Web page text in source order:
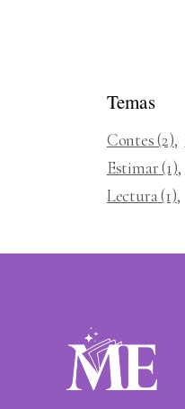
Temas
Contes(2)
Estimar(1)
Lectura(1)